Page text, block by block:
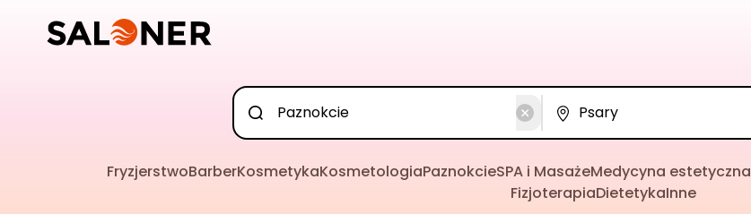
FryzjerstwoBarberKosmetykaKosmetologiaPaznokcieSPA i MasażeMedycyna estetyczna
FizjoterapiaDietetykaInne